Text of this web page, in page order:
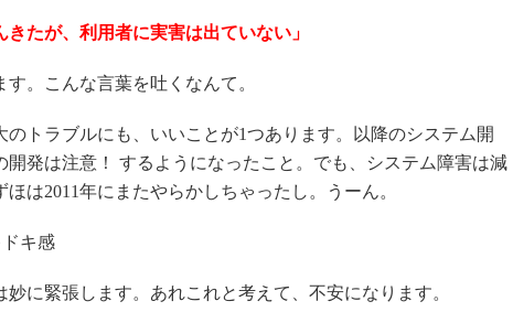
たが、利用者に実害は出ていない」
。こんな言葉を吐くなんて。
トラブルにも、いいことが1つあります。以降のシステム開
開発は注意！ するようになったこと。でも、システム障害は減
は2011年にまたやらかしちゃったし。うーん。
キ感
に緊張します。あれこれと考えて、不安になります。